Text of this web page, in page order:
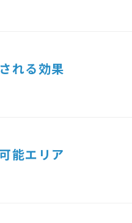
れる効果
能エリア